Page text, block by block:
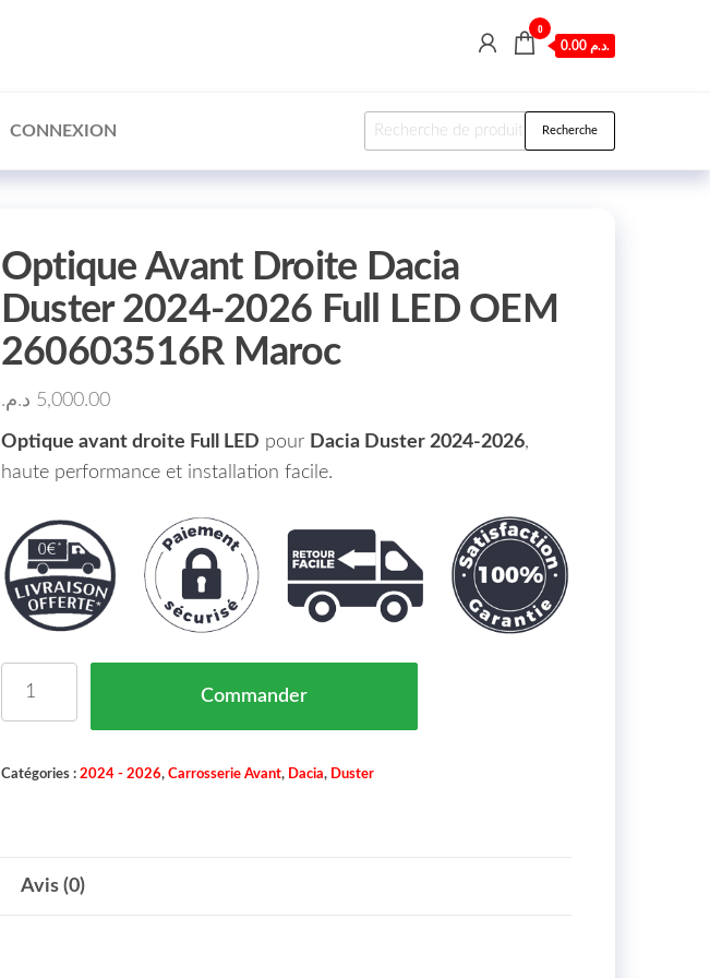
0
0.00 د.م.
CONNEXION Recherche pour : Recherche
Optique Avant Droite Dacia
Duster 2024-2026 Full LED OEM
260603516R Maroc
5,000.00 د.م.
Optique avant droite Full LED pour Dacia Duster 2024-2026,
haute performance et installation facile.
Commander
Catégories : 2024 - 2026, Carrosserie Avant, Dacia, Duster
Avis (0)